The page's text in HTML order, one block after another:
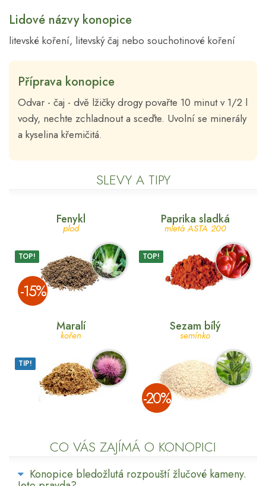
Lidové názvy konopice
litevské koření, litevský čaj nebo souchotinové koření
Příprava konopice
Odvar - čaj - dvě lžičky drogy povařte 10 minutv 1/2 l
vody, nechte zchladnout a sceďte. Uvolní se minerály
a kyselina křemičitá.
SLEVY A TIPY
Fenykl
plod
TOP!
­-15%
Paprika sladká
mletá ASTA 200
TOP!
Maralí
kořen
TIP!
Sezam bílý
semínko
­-20%
CO VÁS ZAJÍMÁ O KONOPICI
Konopice bledožlutá rozpouští žlučové kameny.